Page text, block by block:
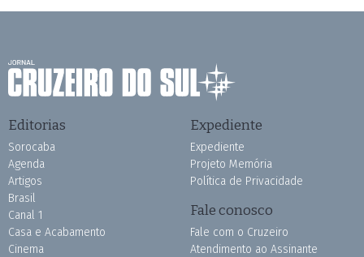
Editorias
Sorocaba
Agenda
Artigos
Brasil
Canal 1
Casa e Acabamento
Cinema
Expediente
Expediente
Projeto Memória
Política de Privacidade
Fale conosco
Fale com o Cruzeiro
Atendimento ao Assinante